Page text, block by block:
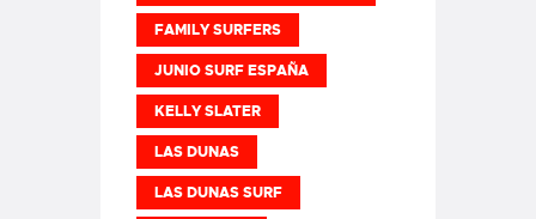
FAMILY SURFERS
JUNIO SURF ESPAÑA
KELLY SLATER
LAS DUNAS
LAS DUNAS SURF